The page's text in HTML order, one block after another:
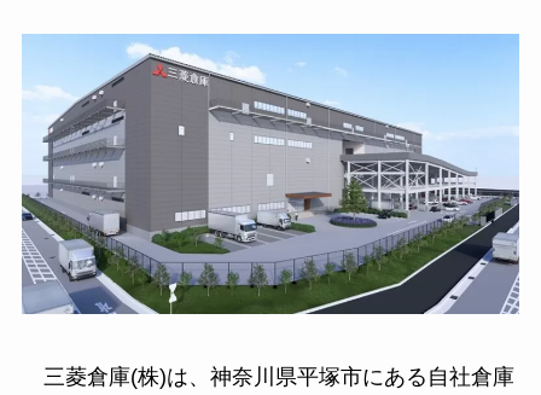
三菱倉庫(株)は、神奈川県平塚市にある自社倉庫